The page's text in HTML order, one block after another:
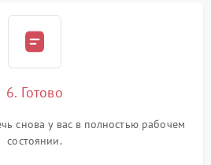
6. Готово
снова у вас в полностью рабочем
состоянии.